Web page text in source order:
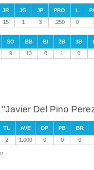
JR JG JP PRO L
15 1 3 .250 0
SO BB BI 2B 3B
9 13 0 1 0
Del Pino
TL AVE DP PB BR
2 1.000 0 0 0